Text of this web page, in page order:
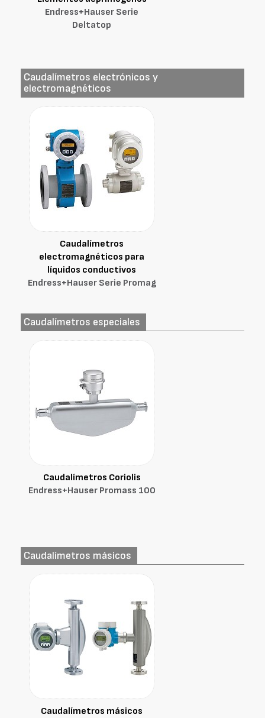
Endress+Hauser Serie
Deltatop
Caudalímetros electrónicos y
electromagnéticos
Caudalímetros
electromagnéticos para
líquidos conductivos
Endress+Hauser Serie Promag
Caudalímetros especiales
Caudalímetros Coriolis
Endress+Hauser Promass 100
Caudalímetros másicos
Caudalímetros másicos